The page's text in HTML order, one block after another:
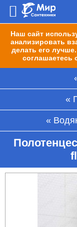
Наш сайт
анализировать
делать его
соглашаетесь